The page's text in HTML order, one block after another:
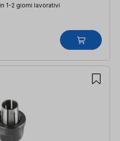
1-2 giorni lavorativi